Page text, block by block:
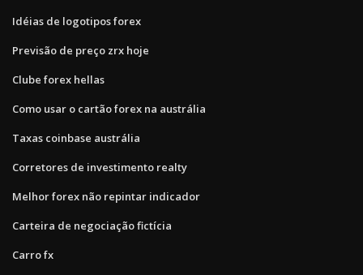
Idéias de logotipos forex
Previsão de preço zrx hoje
Clube forex hellas
Como usar o cartão forex na austrália
Taxas coinbase austrália
Corretores de investimento realty
Melhor forex não repintar indicador
Carteira de negociação fictícia
Carro fx